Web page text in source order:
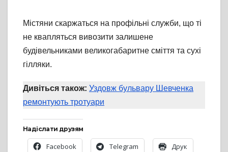
Містяни скаржаться на профільні служби, що ті
не квапляться вивозити залишене
будівельниками великогабаритне сміття та сухі
гілляки.
Дивіться також: Уздовж бульвару Шевченка
ремонтують тротуари
Надіслати друзям
Facebook Telegram Друк